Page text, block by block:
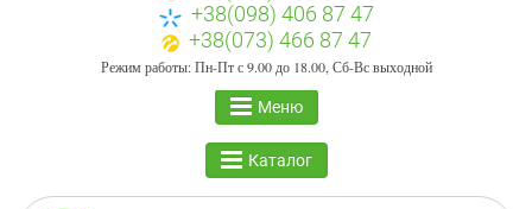
+38(098) 406 87 47
+38(073) 466 87 47
Режим работы: Пн-Пт с 9.00 до 18.00, Сб-Вс выходной
Меню
Каталог